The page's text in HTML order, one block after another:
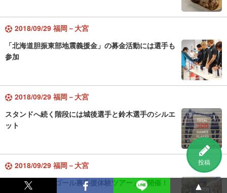
投稿
2018/09/29 福岡－大宮
「北海道胆振東部地震義援金」の募金活動には選手も
参加
2018/09/29 福岡－大宮
スタンドへ続く階段には城後選手と鈴木選手のシルエ
ット
2018/09/29 福岡－大宮
「初めての方のゴール裏応援体験ツアー」を開催！
▲